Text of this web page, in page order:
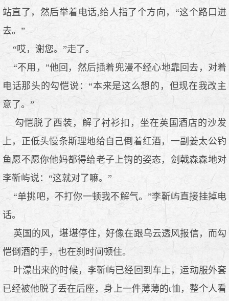
站直了，然后举着电话,给人指了个方向，“这个路口进
去。”
“哎，谢您。”走了。
“不用，”他回，然后插着兜漫不经心地靠回去，对着
电话那头的勾恺说：“本来是这么想的，但现在我改主
意了。”
勾恺脱了西装，解了衬衫扣，坐在英国酒店的沙发
上，正低头慢条斯理地给自己倒着红酒，一副姜太公钓
鱼愿不愿你他妈都得给老子上钩的姿态，剑戟森森地对
李靳屿说：“这就对了嘛。”
“单挑吧，不打你一顿我不解气。”李靳屿直接挂掉电
话。
英国的风，堪堪停住，好像在跟乌云透风报信，而勾
恺倒酒的手，也在刹时间顿住。
叶濛出来的时候，李靳屿已经回到车上，运动服外套
已经被他脱了丢在后座，身上一件薄薄的t恤，整个人看